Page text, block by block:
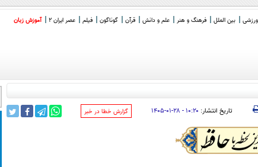
ورزشی بین الملل فرهنگ و هنر علم و دانش قرآن گوناگون فیلم عصر ایران 2 آموزش زبان
هرمز
تاریخ انتشار: ۱۰:۲۰ - ۲۸-۰۱-۱۴۰۵ ‌گزارش خطا در خبر